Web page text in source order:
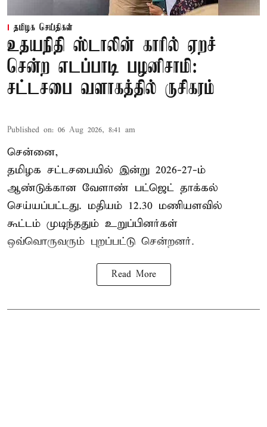
தமிழக செய்திகள்
உதயநிதி ஸ்டாலின் காரில் ஏறச்
சென்ற எடப்பாடி பழனிசாமி:
சட்டசபை வளாகத்தில் ருசிகரம்
Published on: 06 Aug 2026, 8:41 am
சென்னை,
தமிழக சட்டசபையில் இன்று 2026-27-ம்
ஆண்டுக்கான வேளாண் பட்ஜெட் தாக்கல்
செய்யப்பட்டது. மதியம் 12.30 மணியளவில்
கூட்டம் முடிந்ததும் உறுப்பினர்கள்
ஒவ்வொருவரும் புறப்பட்டு சென்றனர்.
Read More